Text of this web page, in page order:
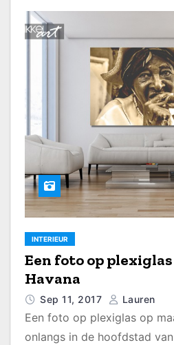
INTERIEUR
Een foto op plexiglas op maat
Havana
Sep 11, 2017 Lauren
Een foto op plexiglas op
onlangs in de hoofdstad